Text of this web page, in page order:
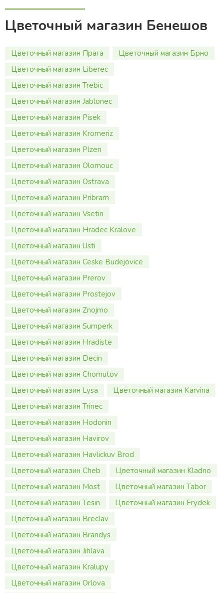
Цветочный магазин Бенешов
Цветочный магазин Прага
Цветочный магазин Брно
Цветочный магазин Liberec
Цветочный магазин Trebic
Цветочный магазин Jablonec
Цветочный магазин Pisek
Цветочный магазин Kromeriz
Цветочный магазин Plzen
Цветочный магазин Olomouc
Цветочный магазин Ostrava
Цветочный магазин Pribram
Цветочный магазин Vsetin
Цветочный магазин Hradec Kralove
Цветочный магазин Usti
Цветочный магазин Ceske Budejovice
Цветочный магазин Prerov
Цветочный магазин Prostejov
Цветочный магазин Znojmo
Цветочный магазин Sumperk
Цветочный магазин Hradiste
Цветочный магазин Decin
Цветочный магазин Chomutov
Цветочный магазин Lysa
Цветочный магазин Karvina
Цветочный магазин Trinec
Цветочный магазин Hodonin
Цветочный магазин Havirov
Цветочный магазин Havlickuv Brod
Цветочный магазин Cheb
Цветочный магазин Kladno
Цветочный магазин Most
Цветочный магазин Tabor
Цветочный магазин Tesin
Цветочный магазин Frydek
Цветочный магазин Breclav
Цветочный магазин Brandys
Цветочный магазин Jihlava
Цветочный магазин Kralupy
Цветочный магазин Orlova